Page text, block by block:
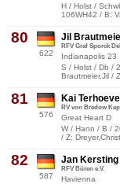
H / Holst /
106WH42 / B:
80
622
Jil
RFV Graf Sporck
Indianapolis 23
S / Holst / Db /
Brautmeier,Jil /
81
576
Kai
RV von Bredow
Great Heart D
W / Hann / B /
/ Z:
82
587
Jan Kersting
RFV Büren e.V.
Havienna